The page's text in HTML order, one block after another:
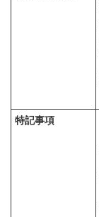
特記事項